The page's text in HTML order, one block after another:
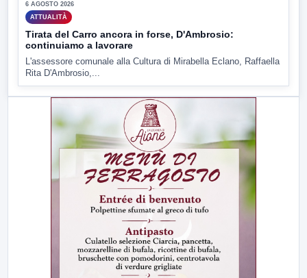
6 AGOSTO 2026
ATTUALITÀ
Tirata del Carro ancora in forse, D'Ambrosio:
continuiamo a lavorare
L'assessore comunale alla Cultura di Mirabella Eclano, Raffaella
Rita D'Ambrosio,...